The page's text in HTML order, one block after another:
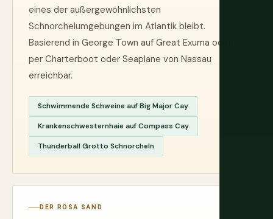
eines der außergewöhnlichsten
Schnorchelumgebungen im Atlantik bleibt.
Basierend in George Town auf Great Exuma oder
per Charterboot oder Seaplane von Nassau
erreichbar.
Schwimmende Schweine auf Big Major Cay
Krankenschwesternhaie auf Compass Cay
Thunderball Grotto Schnorcheln
DER ROSA SAND